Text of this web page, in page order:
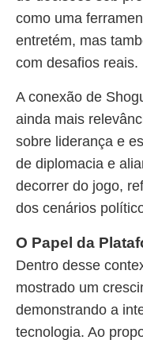
como uma
entretém, mas
com desafios reais.
A conexão de
ainda mais
sobre liderança e
de diplomacia e
decorrer do jogo,
dos cenários
O Papel da
Dentro desse
mostrado um
demonstrando a
tecnologia. Ao